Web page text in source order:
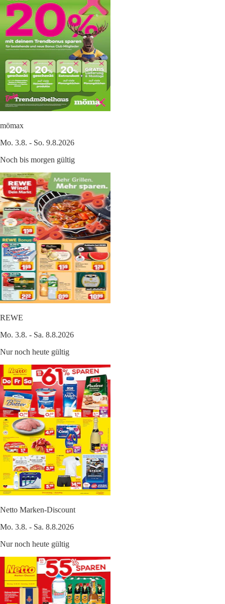
mömax
Mo. 3.8. - So. 9.8.2026
Noch bis morgen gültig
REWE
Mo. 3.8. - Sa. 8.8.2026
Nur noch heute gültig
Netto Marken-Discount
Mo. 3.8. - Sa. 8.8.2026
Nur noch heute gültig